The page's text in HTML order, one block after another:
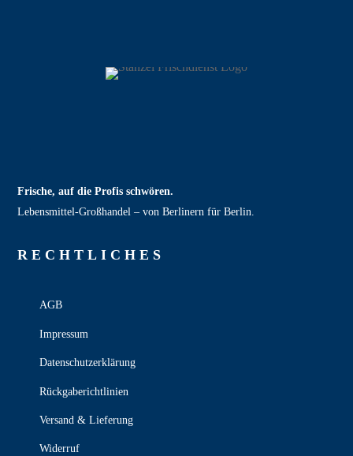
Frische, auf die Profis schwören.
Lebensmittel‑Großhandel – von Berlinern für Berlin.
RECHT­LICHES
AGB
Impressum
Datenschutzerklärung
Rückgaberichtlinien
Versand & Lieferung
Widerruf